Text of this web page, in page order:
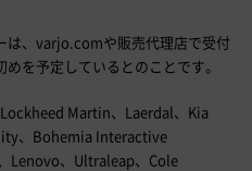
は、varjo.comや販売代理店で受付
を予定しているとのことです。
Martin、Laerdal、Kia
、Bohemia Interactive
Lenovo、Ultraleap、Cole